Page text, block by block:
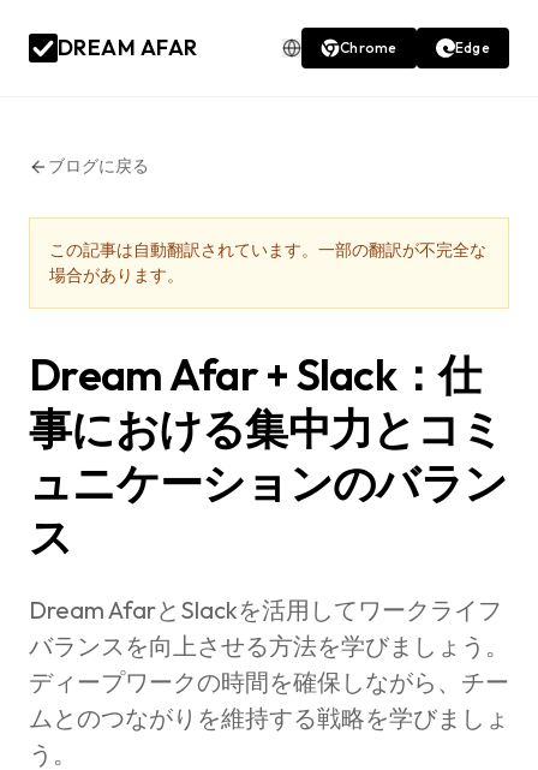
DREAM AFAR Chrome Edge
ブログに戻る
この記事は自動翻訳されています。一部の翻訳が不完全な
場合があります。
Dream Afar + Slack：仕
事における集中力とコミ
ュニケーションのバラン
ス
Dream AfarとSlackを活用してワークライフ
バランスを向上させる方法を学びましょう。
ディープワークの時間を確保しながら、チー
ムとのつながりを維持する戦略を学びましょ
う。